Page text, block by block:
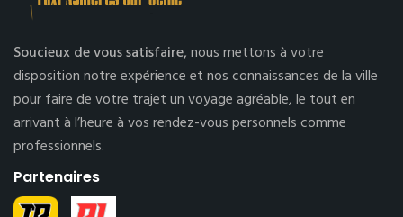
Soucieux de vous satisfaire,nous mettons à votre
disposition notre expérience et nos connaissances de la ville
pour faire de votre trajet un voyage agréable, le tout en
arrivant à l’heure à vos rendez-vous personnels comme
professionnels.
Partenaires